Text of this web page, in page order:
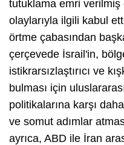
tutuklama emri
olaylarıyla ilgili kabul
örtme çabasından
çerçevede İsrail'in,
istikrarsızlaştırıcı ve
bulması için
politikalarına karşı
ve somut adımlar
ayrıca, ABD ile İran